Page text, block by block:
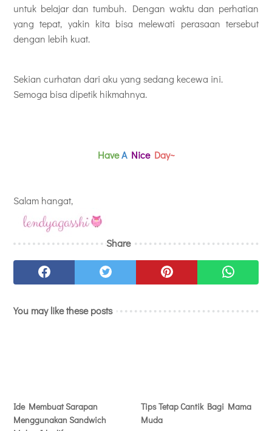
untuk belajar dan tumbuh. Dengan waktu dan perhatian
yang tepat, yakin kita bisa melewati perasaan tersebut
dengan lebih kuat.
Sekian curhatan dari aku yang sedang kecewa ini.
Semoga bisa dipetik hikmahnya.
Have A Nice Day~
Salam hangat,
Share
You may like these posts
Ide Membuat Sarapan
Menggunakan Sandwich
Tips Tetap Cantik Bagi Mama
Muda